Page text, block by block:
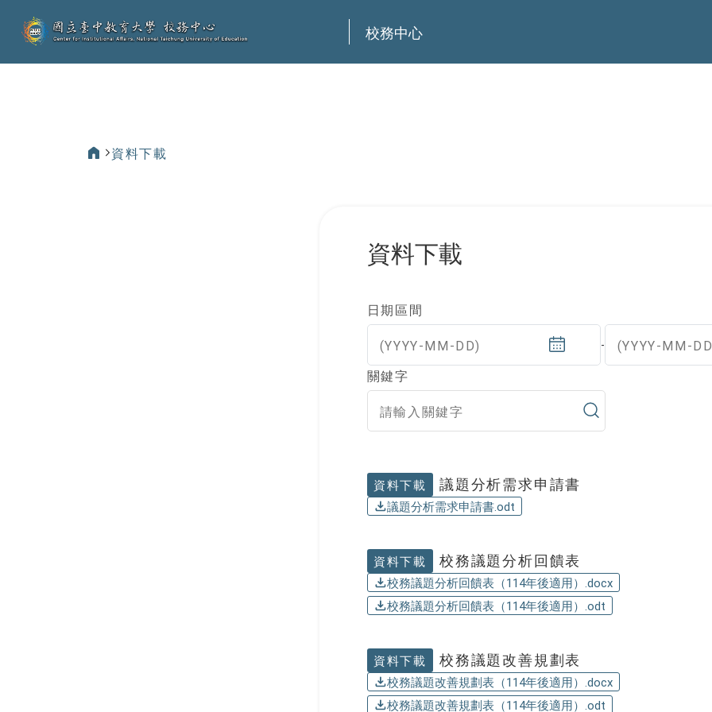
校務中心
資料下載
資料下載
日期區間
(YYYY-MM-DD) - (YYYY-MM-
關鍵字
資料下載 議題分析需求申請書
議題分析需求申請書.odt
資料下載 校務議題分析回饋表
校務議題分析回饋表（114年後適用）.docx
校務議題分析回饋表（114年後適用）.odt
資料下載 校務議題改善規劃表
校務議題改善規劃表（114年後適用）.docx
校務議題改善規劃表（114年後適用）.odt